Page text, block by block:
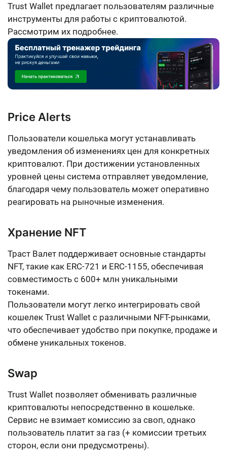
Trust Wallet предлагает пользователям различные
инструменты для работы с криптовалютой.
Рассмотрим их подробнее.
Price Alerts
Пользователи кошелька могут устанавливать
уведомления об изменениях цен для конкретных
криптовалют. При достижении установленных
уровней цены система отправляет уведомление,
благодаря чему пользователь может оперативно
реагировать на рыночные изменения.
Хранение NFT
Траст Валет поддерживает основные стандарты
NFT, такие как ERC-721 и ERC-1155, обеспечивая
совместимость с 600+ млн уникальными
токенами.
Пользователи могут легко интегрировать свой
кошелек Trust Wallet с различными NFT-рынками,
что обеспечивает удобство при покупке, продаже и
обмене уникальных токенов.
Swap
Trust Wallet позволяет обменивать различные
криптовалюты непосредственно в кошельке.
Сервис не взимает комиссию за своп, однако
пользователь платит за газ (+ комиссии третьих
сторон, если они предусмотрены).